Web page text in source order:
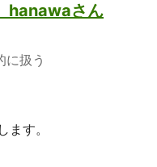
hanawaさん
に扱う
す。